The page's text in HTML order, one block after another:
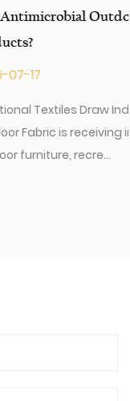
Outdoor
Antimicrobial
across the